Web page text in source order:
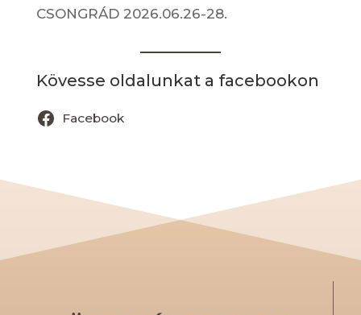
CSONGRÁD 2026.06.26-28.
Kövesse oldalunkat a facebookon
Facebook